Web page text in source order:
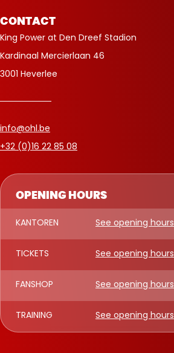
OPENING HOURS
KANTOREN See opening hours
TICKETS See opening hours
FANSHOP See opening hours
TRAINING See opening hours
CONTACT
King Power at Den Dreef Stadion
Kardinaal Mercierlaan 46
3001 Heverlee
info@ohl.be
+32 (0)16 22 85 08